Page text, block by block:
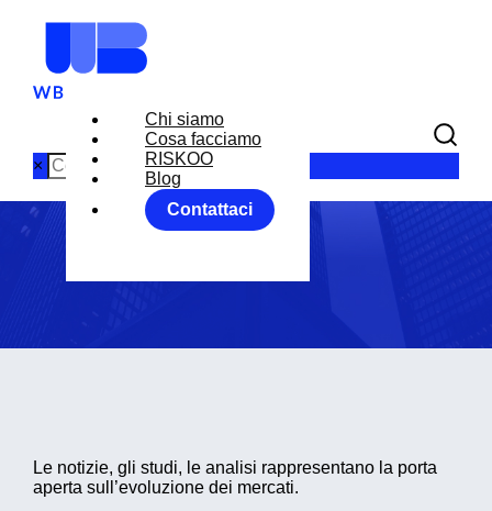
Chi siamo
Cosa facciamo
RISKOO
Blog
Contattaci
× Blog
Home Blog
Le notizie, gli studi, le analisi rappresentano la porta
aperta sull’evoluzione dei mercati.